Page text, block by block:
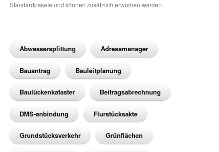
Standardpakete und können zusätzlich erworben werden.
Abwassersplittung Adressmanager
Bauantrag Bauleitplanung
Baulückenkataster Beitragsabrechnung
DMS-anbindung Flurstücksakte
Grundstücksverkehr Grünflächen